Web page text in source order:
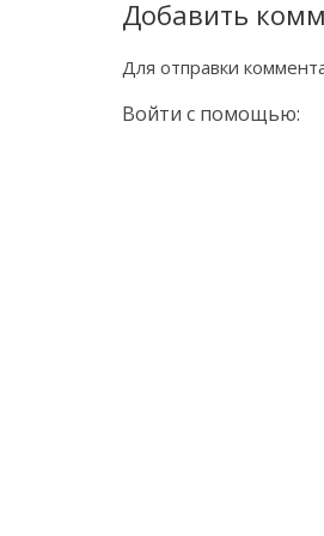
Добавить
Для отправки
Войти с помощью: